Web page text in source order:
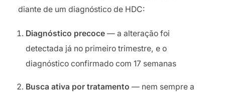
diante de um diagnóstico de HDC:
Diagnóstico precoce — a alteração foi
detectada já no primeiro trimestre, e o
diagnóstico confirmado com 17 semanas
Busca ativa por tratamento — nem sempre a